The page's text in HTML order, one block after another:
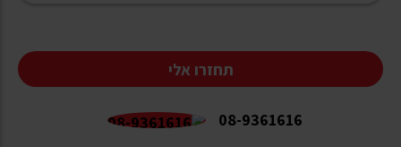
תחזרו אלי
08-9361616